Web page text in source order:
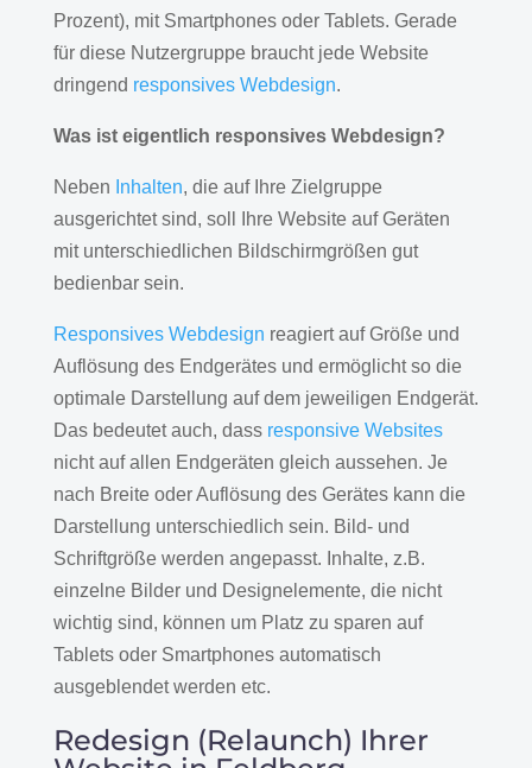
Prozent), mit Smartphones oder Tablets. Gerade
für diese Nutzergruppe braucht jede Website
dringend responsives Webdesign.
Was ist eigentlich responsives Webdesign?
Neben Inhalten, die auf Ihre Zielgruppe
ausgerichtet sind, soll Ihre Website auf Geräten
mit unterschiedlichen Bildschirmgrößen gut
bedienbar sein.
Responsives Webdesign reagiert auf Größe und
Auflösung des Endgerätes und ermöglicht so die
optimale Darstellung auf dem jeweiligen Endgerät.
Das bedeutet auch, dass responsive Websites
nicht auf allen Endgeräten gleich aussehen. Je
nach Breite oder Auflösung des Gerätes kann die
Darstellung unterschiedlich sein. Bild- und
Schriftgröße werden angepasst. Inhalte, z.B.
einzelne Bilder und Designelemente, die nicht
wichtig sind, können um Platz zu sparen auf
Tablets oder Smartphones automatisch
ausgeblendet werden etc.
Redesign (Relaunch) Ihrer